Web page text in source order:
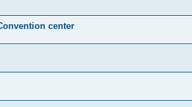
center